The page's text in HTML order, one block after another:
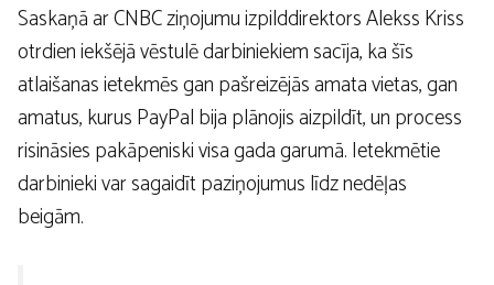
Saskaņā ar CNBC ziņojumu izpilddirektors Alekss Kriss
otrdien iekšējā vēstulē darbiniekiem sacīja, ka šīs
atlaišanas ietekmēs gan pašreizējās amata vietas, gan
amatus, kurus PayPal bija plānojis aizpildīt, un process
risināsies pakāpeniski visa gada garumā. Ietekmētie
darbinieki var sagaidīt paziņojumus līdz nedēļas
beigām.